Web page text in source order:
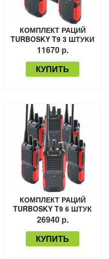
КОМПЛЕКТ РАЦИЙ
TURBOSKY T9 3 ШТУКИ
11670 р.
КУПИТЬ
КОМПЛЕКТ РАЦИЙ
TURBOSKY T9 6 ШТУК
26940 р.
КУПИТЬ